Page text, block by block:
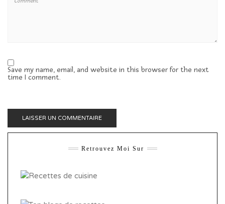
Save my name, email, and website in this browser for the next
time I comment.
Retrouvez Moi Sur